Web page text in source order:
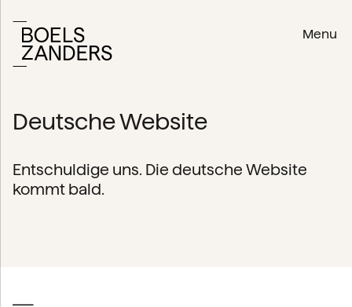
Menu
Deutsche Website
Entschuldige uns. Die deutsche Website
kommt bald.